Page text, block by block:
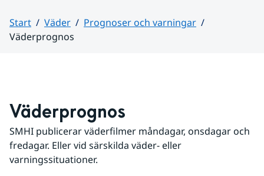
Start Väder
Prognoser och varningar
Väderprognos
Väderprognos
SMHI publicerar väderfilmer måndagar, onsdagar och
fredagar. Eller vid särskilda väder- eller
varningssituationer.